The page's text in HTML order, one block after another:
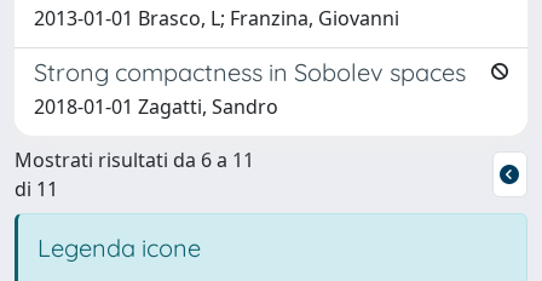
2013-01-01 Brasco, L; Franzina, Giovanni
Strong compactness in Sobolev spaces
2018-01-01 Zagatti, Sandro
Mostrati risultati da 6 a 11
di 11
Legenda icone